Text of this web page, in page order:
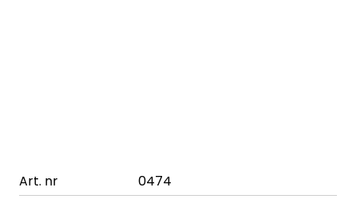
Art. nr
0474